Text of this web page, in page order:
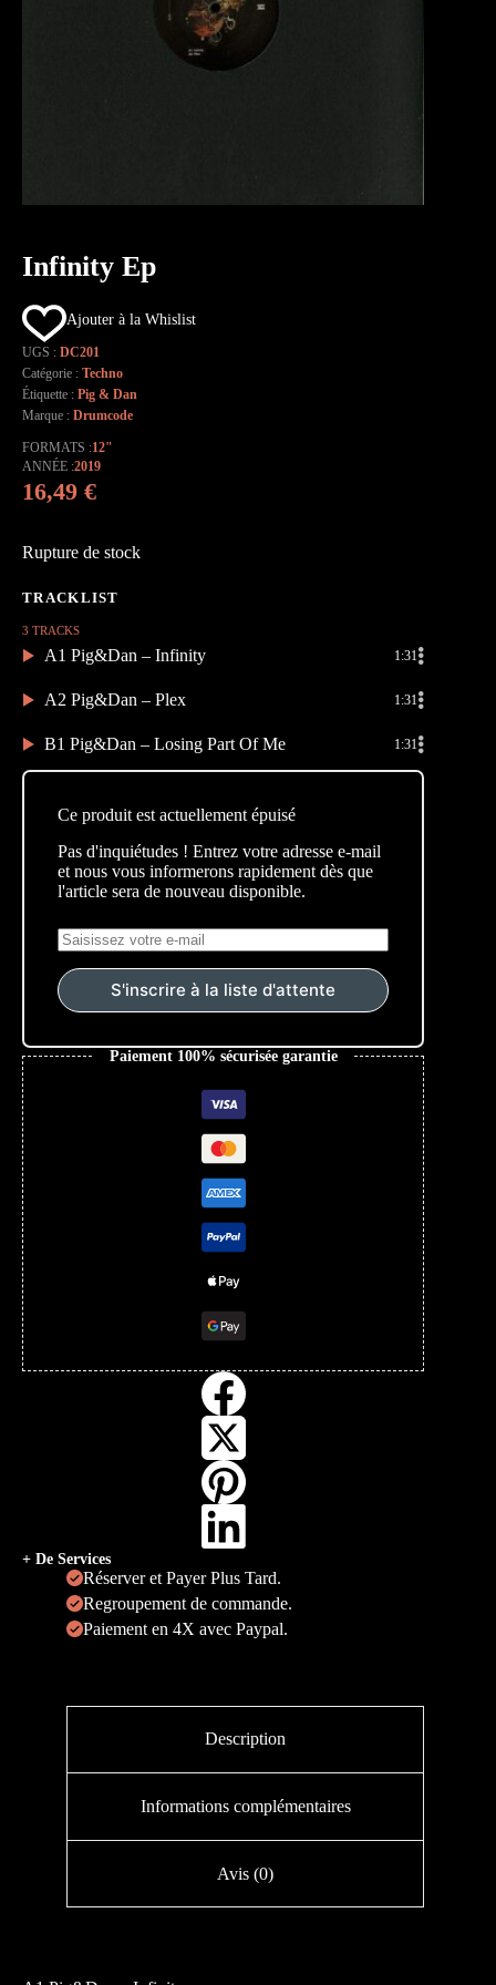
Infinity Ep
Ajouter à la Whislist
UGS : DC201
Catégorie : Techno
Étiquette : Pig & Dan
Marque : Drumcode
FORMATS 12"
ANNÉE 2019
16,49 €
Rupture de stock
3 TRACKS
A1 Pig&Dan – Infinity 1:31
A2 Pig&Dan – Plex 1:31
B1 Pig&Dan – Losing Part Of Me 1:31
Ce produit est actuellement épuisé
Pas d'inquiétudes ! Entrez votre adresse e-mail
et nous vous informerons rapidement dès que
l'article sera de nouveau disponible.
S'inscrire à la liste d'attente
Paiement 100% sécurisée garantie
+ De Services
Réserver et Payer Plus Tard.
Regroupement de commande.
Paiement en 4X avec Paypal.
Description
Informations complémentaires
Avis (0)